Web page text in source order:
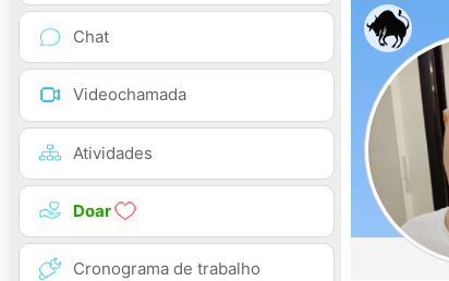
Chat
Videochamada
Atividades
Doar
Cronograma de trabalho